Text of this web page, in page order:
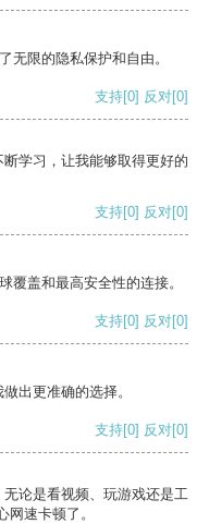
无限的隐私保护和自由。
支持[0] 反对[0]
学习，让我能够取得更好的
支持[0] 反对[0]
覆盖和最高安全性的连接。
支持[0] 反对[0]
出更准确的选择。
支持[0] 反对[0]
论是看视频、玩游戏还是工
速卡顿了。